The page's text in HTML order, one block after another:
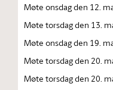
Møte onsdag den 12.
Møte torsdag den 13.
Møte onsdag den 19.
Møte torsdag den 20.
Møte torsdag den 20.